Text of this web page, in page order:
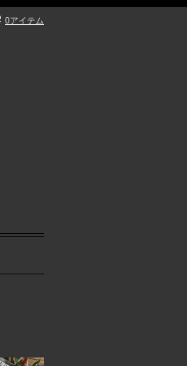
0アイテム